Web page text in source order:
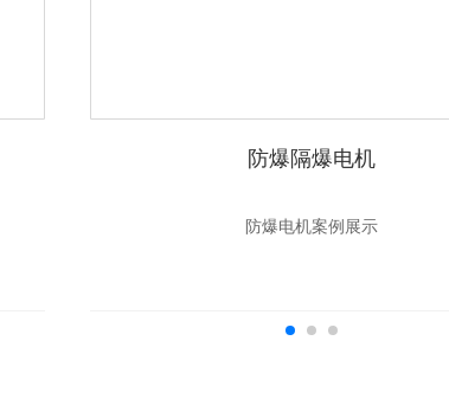
防爆隔爆电机
防爆电机案例展示